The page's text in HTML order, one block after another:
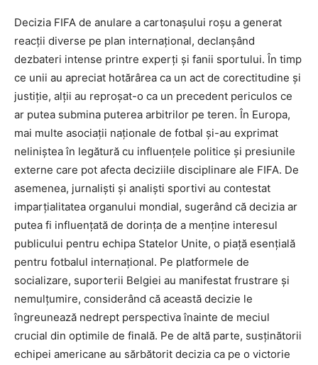
Decizia FIFA de anulare a cartonașului roșu a generat
reacții diverse pe plan internațional, declanșând
dezbateri intense printre experți și fanii sportului. În timp
ce unii au apreciat hotărârea ca un act de corectitudine și
justiție, alții au reproșat-o ca un precedent periculos ce
ar putea submina puterea arbitrilor pe teren. În Europa,
mai multe asociații naționale de fotbal și-au exprimat
neliniștea în legătură cu influențele politice și presiunile
externe care pot afecta deciziile disciplinare ale FIFA. De
asemenea, jurnaliști și analiști sportivi au contestat
imparțialitatea organului mondial, sugerând că decizia ar
putea fi influențată de dorința de a menține interesul
publicului pentru echipa Statelor Unite, o piață esențială
pentru fotbalul internațional. Pe platformele de
socializare, suporterii Belgiei au manifestat frustrare și
nemulțumire, considerând că această decizie le
îngreunează nedrept perspectiva înainte de meciul
crucial din optimile de finală. Pe de altă parte, susținătorii
echipei americane au sărbătorit decizia ca pe o victorie